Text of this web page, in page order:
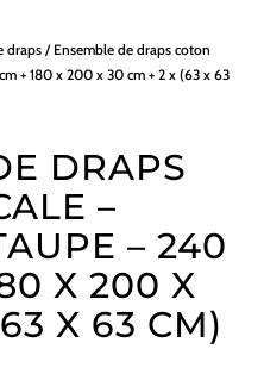
draps / Ensemble de draps coton
+ 180 x 200 x 30 cm + 2 x (63 x 63
DRAPS
–
– 240
X 200 X
X 63 CM)